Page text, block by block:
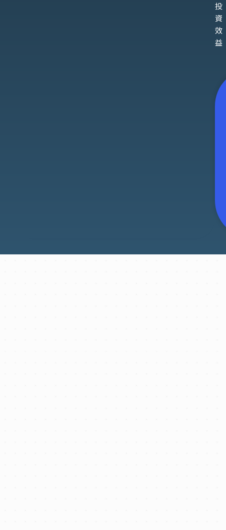
投
資
效
益